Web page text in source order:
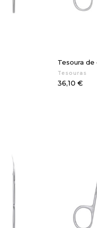
Tesoura de
Tesouras
Preço
36,10 €